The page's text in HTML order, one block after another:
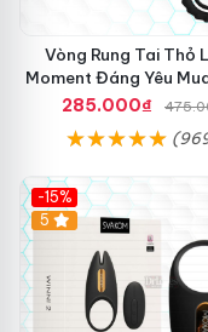
Vòng Rung Tai Thỏ
Moment Đáng Yêu
Giá Tốt
285.000₫
-15%
Hot
5